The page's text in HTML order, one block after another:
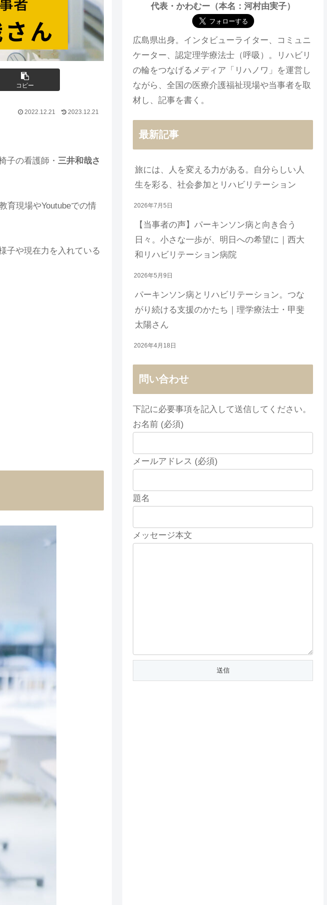
コピー
2022.12.21 2023.12.21
子の看護師・ 三井和哉さ
育現場やYoutubeでの情
子や現在力を入れている
代表・かわむー（本名：河村由実子）
広島県出身。インタビューライター、コミュニ
ケーター、認定理学療法士（呼吸）。リハビリ
の輪をつなげるメディア「リハノワ」を運営し
ながら、全国の医療介護福祉現場や当事者を取
材し、記事を書く。
最新記事
旅には、人を変える力がある。自分らしい人
生を彩る、社会参加とリハビリテーション
2026年7月5日
【当事者の声】パーキンソン病と向き合う
日々。小さな一歩が、明日への希望に｜西大
和リハビリテーション病院
2026年5月9日
パーキンソン病とリハビリテーション。つな
がり続ける支援のかたち｜理学療法士・甲斐
太陽さん
2026年4月18日
問い合わせ
下記に必要事項を記入して送信してください。
お名前 (必須)
メールアドレス (必須)
題名
メッセージ本文